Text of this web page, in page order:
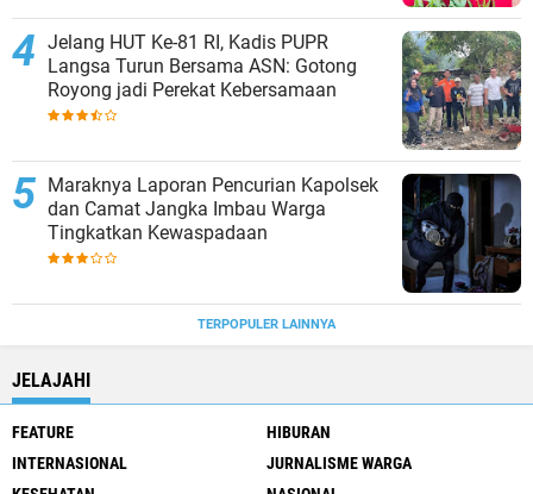
Jelang HUT Ke-81 RI, Kadis PUPR
Langsa Turun Bersama ASN: Gotong
Royong jadi Perekat Kebersamaan
Maraknya Laporan Pencurian Kapolsek
dan Camat Jangka Imbau Warga
Tingkatkan Kewaspadaan
TERPOPULER LAINNYA
JELAJAHI
FEATURE
HIBURAN
INTERNASIONAL
JURNALISME WARGA